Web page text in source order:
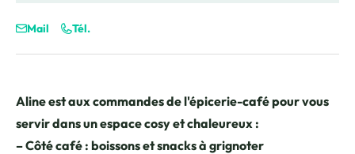
Aline est aux commandes de l'épicerie-café pour vous
servir dans un espace cosy et chaleureux :
– Côté café : boissons et snacks à grignoter
Mail Tél.